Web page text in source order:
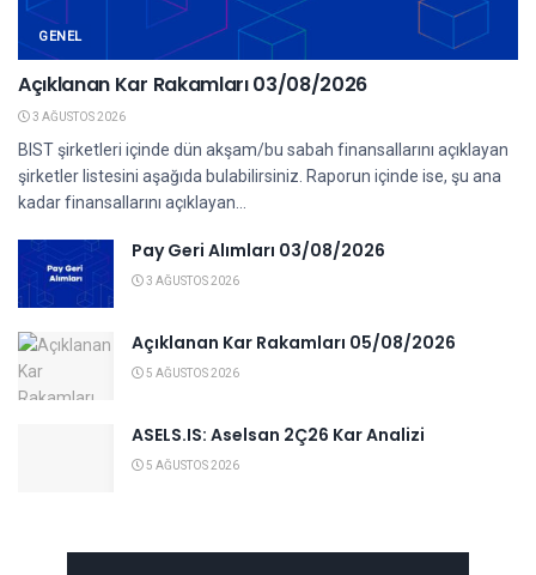
GENEL
Açıklanan Kar Rakamları 03/08/2026
3 AĞUSTOS 2026
BIST şirketleri içinde dün akşam/bu sabah finansallarını açıklayan
şirketler listesini aşağıda bulabilirsiniz. Raporun içinde ise, şu ana
kadar finansallarını açıklayan...
Pay Geri Alımları 03/08/2026
3 AĞUSTOS 2026
Açıklanan Kar Rakamları 05/08/2026
5 AĞUSTOS 2026
ASELS.IS: Aselsan 2Ç26 Kar Analizi
5 AĞUSTOS 2026